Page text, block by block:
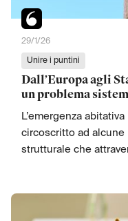
29/1/26
Unire i puntini
Dall’Europa agli
un problema
L’emergenza
circoscritto ad alcune
strutturale che